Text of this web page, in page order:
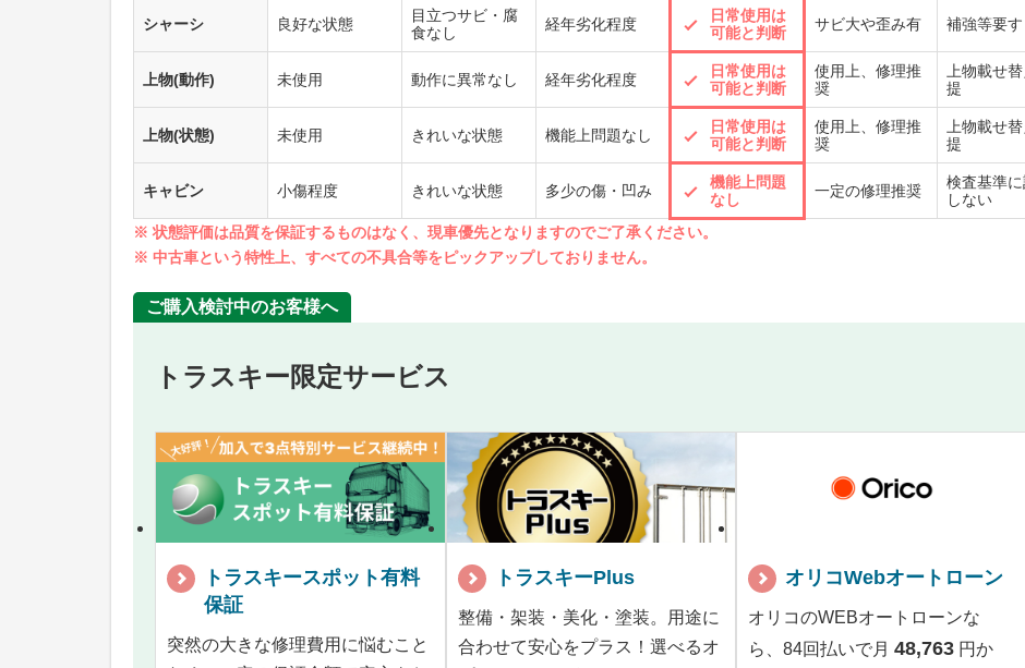
シャーシ 良好な状態
目立つサビ・腐
食なし
経年劣化程度
日常使用は
可能と判断
サビ大や歪み有 補強等要す
上物(動作) 未使用 動作に異常なし 経年劣化程度
日常使用は
可能と判断
使用上、修理推
奨
上物載せ
提
上物(状態) 未使用 きれいな状態 機能上問題なし
日常使用は
可能と判断
使用上、修理推
奨
上物載せ
提
キャビン 小傷程度 きれいな状態 多少の傷・凹み
機能上問題
なし
一定の修理推奨
検査基準に
しない
※ 状態評価は品質を保証するものはなく、現車優先となりますのでご了承ください。
※ 中古車という特性上、すべての不具合等をピックアップしておりません。
ご購入検討中のお客様へ
トラスキー限定サービス
トラスキースポット有料
保証
突然の大きな修理費用に悩むこと
トラスキーPlus
整備・架装・美化・塗装。用途に
合わせて安心をプラス！選べるオ
オリコWebオートローン
オリコのWEBオートローンな
ら、84回払いで月48,763 円か